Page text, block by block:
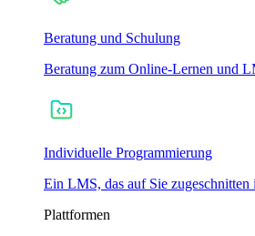
Beratung und Schulung
Beratung zum Online-Lernen und
Individuelle Programmierung
Ein LMS, das auf Sie zugeschnitten
Plattformen